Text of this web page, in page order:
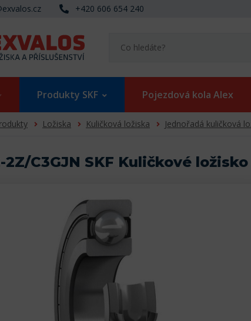
+420 606 654 240
Produkty SKF Pojezdová kola Alex
Ložiska Kuličková ložiska Jednořadá kuličková
2Z/C3GJN SKF Kuličkové ložisko